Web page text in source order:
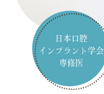
日本口腔
インプラント学会
専修医